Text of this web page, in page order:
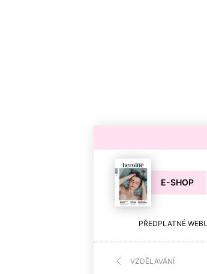
E-SHOP
PŘEDPLATNÉ
VZDĚLÁVÁNÍ